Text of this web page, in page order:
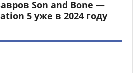
Son and Bone —
5 уже в 2024 году